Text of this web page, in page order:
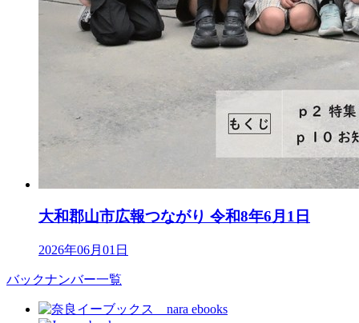
大和郡山市広報つながり 令和8年6月1日
2026年06月01日
バックナンバー一覧